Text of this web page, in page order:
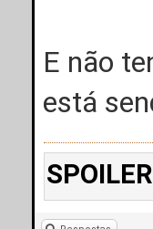
E não
está
SPOILER